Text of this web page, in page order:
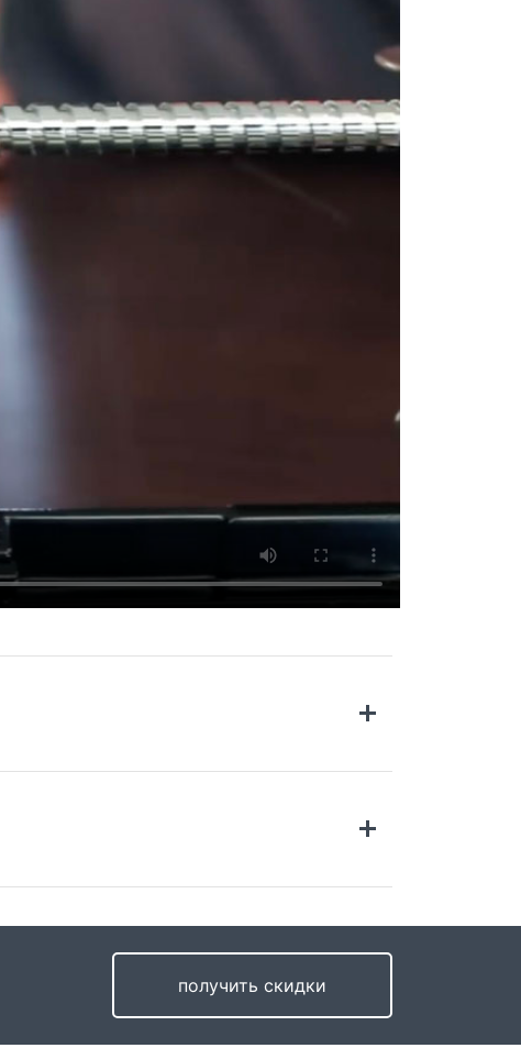
Доставка по России
Стоимость доставки в Санкт-Петербург и 20км
Доставка во все регионы России возможна до
получить скидки